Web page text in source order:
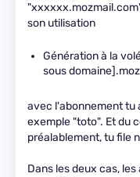
son utilisation
Génération à la
sous
avec l'abonnement tu
exemple "toto". Et du
préalablement, tu file
Dans les deux cas,